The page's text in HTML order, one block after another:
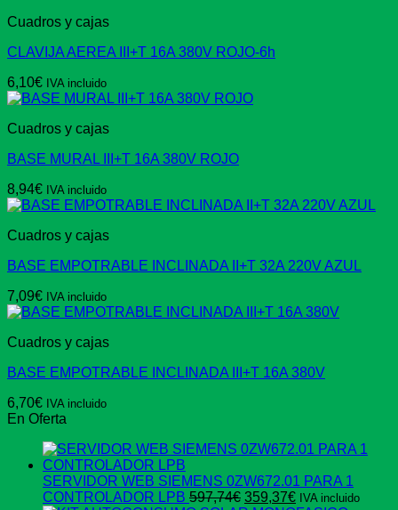
Cuadros y cajas
CLAVIJA AEREA III+T 16A 380V ROJO-6h
6,10€ IVA incluido
Cuadros y cajas
BASE MURAL III+T 16A 380V ROJO
8,94€ IVA incluido
Cuadros y cajas
BASE EMPOTRABLE INCLINADA II+T 32A 220V AZUL
7,09€ IVA incluido
Cuadros y cajas
BASE EMPOTRABLE INCLINADA III+T 16A 380V
6,70€ IVA incluido
En Oferta
SERVIDOR WEB SIEMENS 0ZW672.01 PARA 1
CONTROLADOR LPB 597,74€ El
359,37€ElIVA incluido